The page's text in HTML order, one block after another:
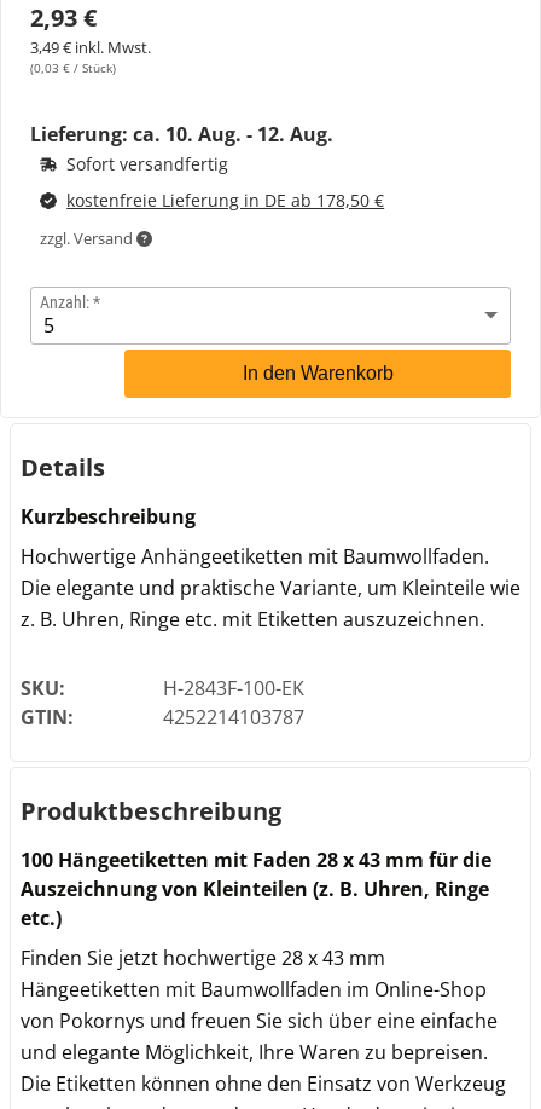
2,93 €
3,49 € inkl. Mwst.
(0,03 € / Stück)
Lieferung: ca. 10. Aug. - 12. Aug.
Sofort versandfertig
kostenfreie Lieferung in DE ab 178,50 €
zzgl. Versand
Anzahl:
In den Warenkorb
Details
Kurzbeschreibung
Hochwertige Anhängeetiketten mit Baumwollfaden.
Die elegante und praktische Variante, um Kleinteile wie
z. B. Uhren, Ringe etc. mit Etiketten auszuzeichnen.
SKU:
H-2843F-100-EK
GTIN:
4252214103787
Produktbeschreibung
100 Hängeetiketten mit Faden 28 x 43 mm für die
Auszeichnung von Kleinteilen (z. B. Uhren, Ringe
etc.)
Finden Sie jetzt hochwertige 28 x 43 mm
Hängeetiketten mit Baumwollfaden im Online-Shop
von Pokornys und freuen Sie sich über eine einfache
und elegante Möglichkeit, Ihre Waren zu bepreisen.
Die Etiketten können ohne den Einsatz von Werkzeug